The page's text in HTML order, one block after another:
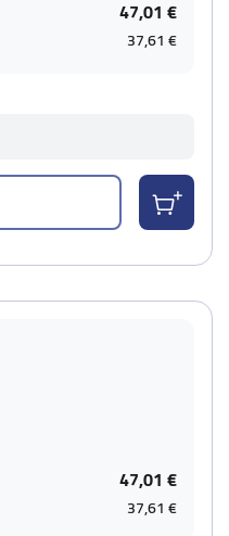
47,01 €
37,61 €
47,01 €
37,61 €